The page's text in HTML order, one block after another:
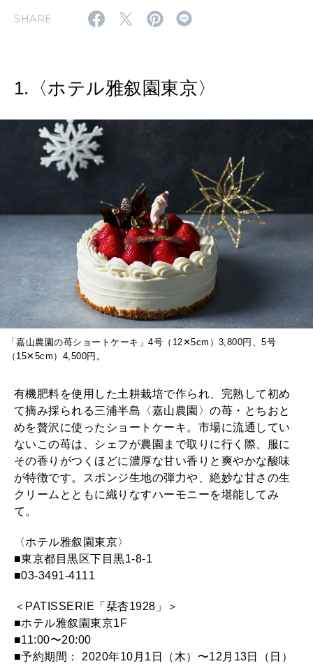
2026年8月号『お茶の時間です。』
2026年6月号「大銀座 トレンドが生まれる 新しい一流店へ。」
2026年4月号「未来をつくる、学びの教科書。」
2026年3月号「スイーツ予想図 2026」
2026年2月号「良運を掴む 新・開運術。」
2026年1月号「猫がいれば、幸せ」
2025年12月号「お酒の新常識。」
SHARE
1.〈ホテル雅叙園東京〉
「嘉山農園の苺ショートケーキ」4号（12✕5cm）3,800円、5号
（15✕5cm）4,500円。
有機肥料を使用した土耕栽培で作られ、完熟して初め
て摘み採られる三浦半島〈嘉山農園〉の苺・とちおと
めを贅沢に使ったショートケーキ。市場に流通してい
ないこの苺は、シェフが農園まで取りに行く際、服に
その香りがつくほどに濃厚な甘い香りと爽やかな酸味
が特徴です。スポンジ生地の弾力や、絶妙な甘さの生
クリームとともに織りなすハーモニーを堪能してみ
て。
〈ホテル雅叙園東京〉
■東京都目黒区下目黒1-8-1
■03-3491-4111
＜PATISSERIE「栞杏1928」＞
■ホテル雅叙園東京1F
■11:00〜20:00
■予約期間： 2020年10月1日（木）〜12月13日（日）